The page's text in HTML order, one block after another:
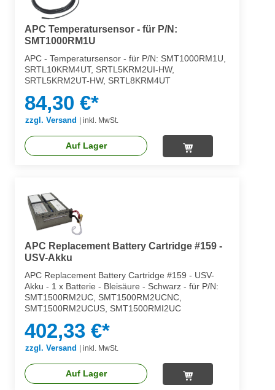
APC Temperatursensor - für P/N:
SMT1000RM1U
APC - Temperatursensor - für P/N: SMT1000RM1U,
SRTL10KRM4UT, SRTL5KRM2UI-HW,
SRTL5KRM2UT-HW, SRTL8KRM4UT
84,30 €*
zzgl. Versand inkl. MwSt.
Auf Lager
APC Replacement Battery Cartridge #159 -
USV-Akku
APC Replacement Battery Cartridge #159 - USV-
Akku - 1 x Batterie - Bleisäure - Schwarz - für P/N:
SMT1500RM2UC, SMT1500RM2UCNC,
SMT1500RM2UCUS, SMT1500RMI2UC
402,33 €*
zzgl. Versand inkl. MwSt.
Auf Lager